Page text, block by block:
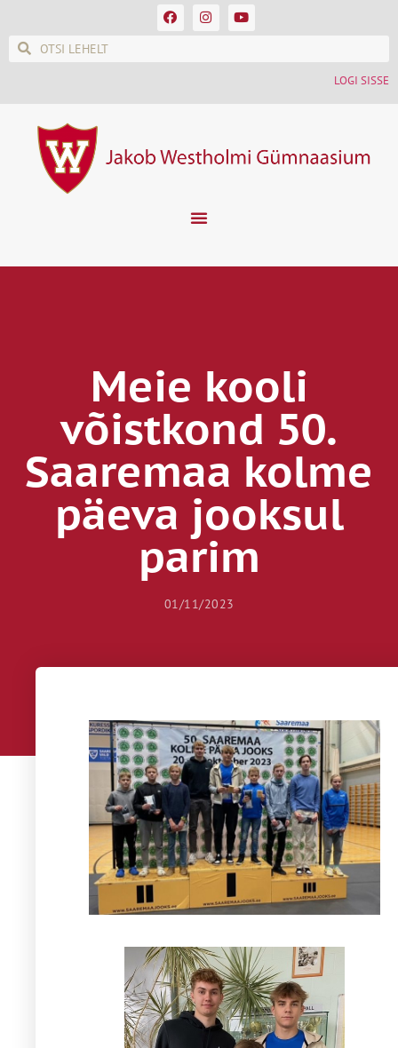
LOGI SISSE
Meie kooli
võistkond 50.
Saaremaa kolme
päeva jooksul
parim
01/11/2023